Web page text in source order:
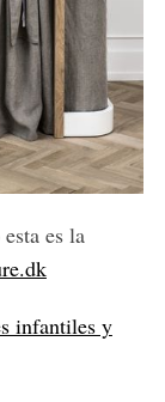
es la
infantiles y